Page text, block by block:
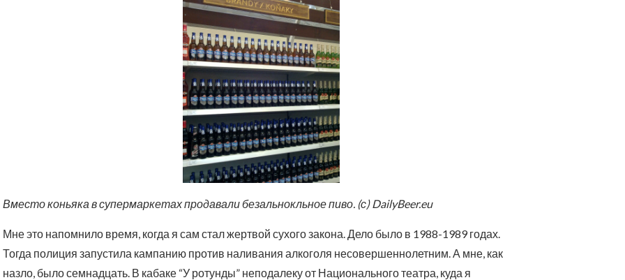
Вместо коньяка в супермаркетах продавали безальнокльное пиво. (с) DailyBeer.eu
Мне это напомнило время, когда я сам стал жертвой сухого закона. Дело было в 1988-1989 годах.
Тогда полиция запустила кампанию против наливания алкоголя несовершеннолетним. А мне, как
назло, было семнадцать. В кабаке “У ротунды” неподалеку от Национального театра, куда я